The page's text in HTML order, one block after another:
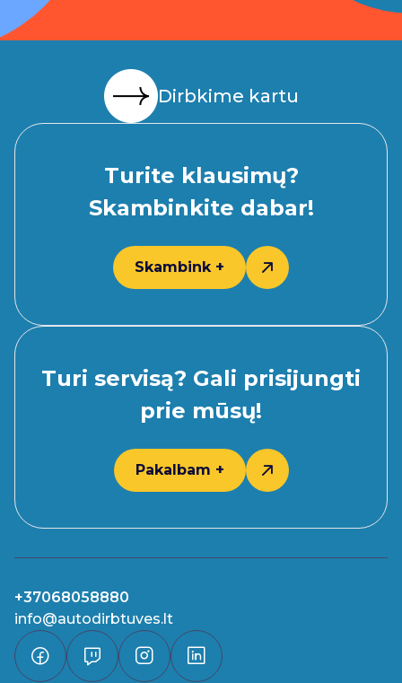
Dirbkime kartu
Turite klausimų?
Skambinkite dabar!
Skambink +
Turi servisą? Gali prisijungti
prie mūsų!
Pakalbam +
+37068058880
info@autodirbtuves.lt